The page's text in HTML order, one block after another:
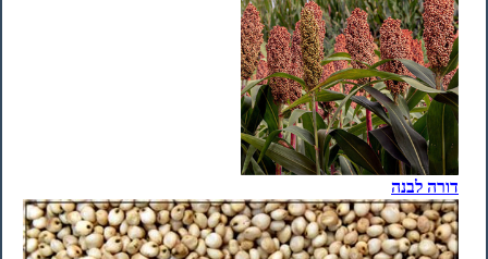
דורה לבנה